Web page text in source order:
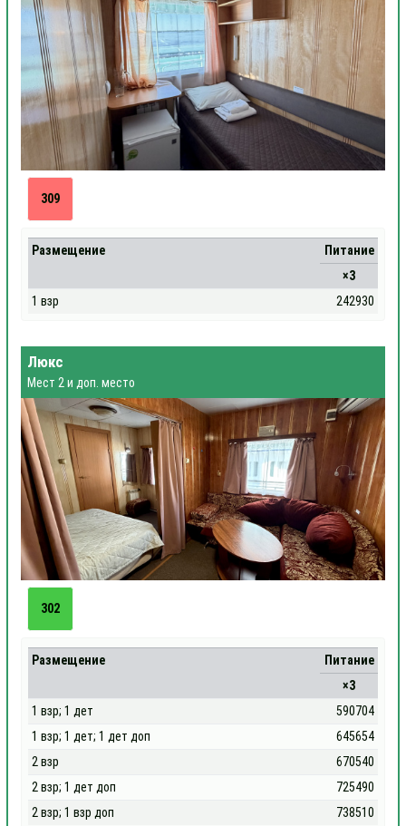
309
Размещение
Питание
×3
1 взр
242930
Люкс
Мест 2 и доп. место
302
Размещение
Питание
×3
1 взр; 1 дет
590704
1 взр; 1 дет; 1 дет доп
645654
2 взр
670540
2 взр; 1 дет доп
725490
2 взр; 1 взр доп
738510